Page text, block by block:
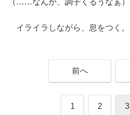
（……なんか、調子くるうなぁ）
イライラしながら、息をつく。
前へ
1 2 3